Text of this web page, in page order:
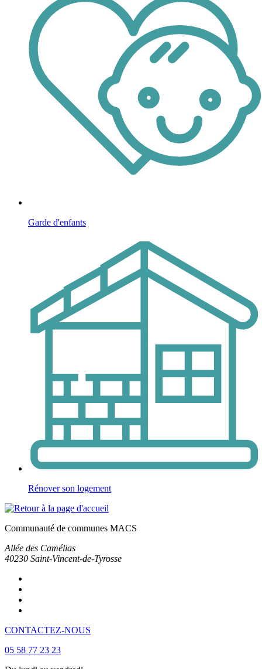
Garde d'enfants
Rénover son logement
Communauté de communes MACS
Allée des Camélias
40230 Saint-Vincent-de-Tyrosse
CONTACTEZ-NOUS
05 58 77 23 23